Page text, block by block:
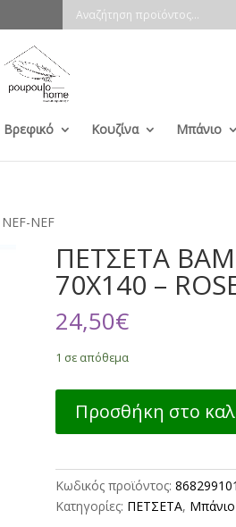
Βρεφικό Κουζίνα Μπάνιο
NEF
ΠΕΤΣΕΤΑ
70X140 –
24,50€
1 σε απόθεμα
ΒΑΜΒ.NAUTICA
COAST
-
ROSE
Προσθήκη στο
Κωδικός προϊόντος:
Κατηγορίες: ΠΕΤΣΕΤΑ, Μπάνιο